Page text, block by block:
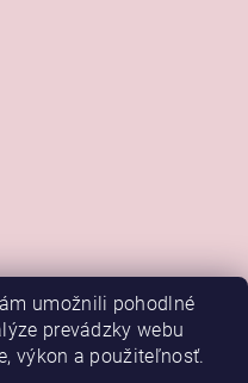
umožnili pohodlné
prevádzky webu
výkon a použiteľnosť.